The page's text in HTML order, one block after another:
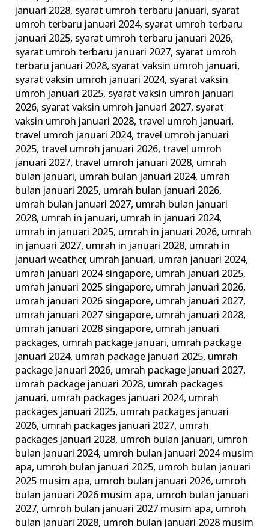
januari 2028, syarat umroh terbaru januari, syarat
umroh terbaru januari 2024, syarat umroh terbaru
januari 2025, syarat umroh terbaru januari 2026,
syarat umroh terbaru januari 2027, syarat umroh
terbaru januari 2028, syarat vaksin umroh januari,
syarat vaksin umroh januari 2024, syarat vaksin
umroh januari 2025, syarat vaksin umroh januari
2026, syarat vaksin umroh januari 2027, syarat
vaksin umroh januari 2028,travel umroh januari,
travel umroh januari 2024,travel umroh januari
2025,travel umroh januari 2026,travel umroh
januari 2027,travel umroh januari 2028, umrah
bulan januari, umrah bulan januari 2024, umrah
bulan januari 2025, umrah bulan januari 2026,
umrah bulan januari 2027, umrah bulan januari
2028, umrah in januari, umrah in januari 2024,
umrah in januari 2025, umrah in januari 2026, umrah
in januari 2027, umrah in januari 2028, umrah in
januari weather, umrah januari, umrah januari 2024,
umrah januari 2024 singapore, umrah januari 2025,
umrah januari 2025 singapore, umrah januari 2026,
umrah januari 2026 singapore, umrah januari 2027,
umrah januari 2027 singapore, umrah januari 2028,
umrah januari 2028 singapore, umrah januari
packages, umrah package januari, umrah package
januari 2024, umrah package januari 2025, umrah
package januari 2026, umrah package januari 2027,
umrah package januari 2028, umrah packages
januari, umrah packages januari 2024, umrah
packages januari 2025, umrah packages januari
2026, umrah packages januari 2027, umrah
packages januari 2028, umroh bulan januari, umroh
bulan januari 2024, umroh bulan januari 2024 musim
apa, umroh bulan januari 2025, umroh bulan januari
2025 musim apa, umroh bulan januari 2026, umroh
bulan januari 2026 musim apa, umroh bulan januari
2027, umroh bulan januari 2027 musim apa, umroh
bulan januari 2028, umroh bulan januari 2028 musim